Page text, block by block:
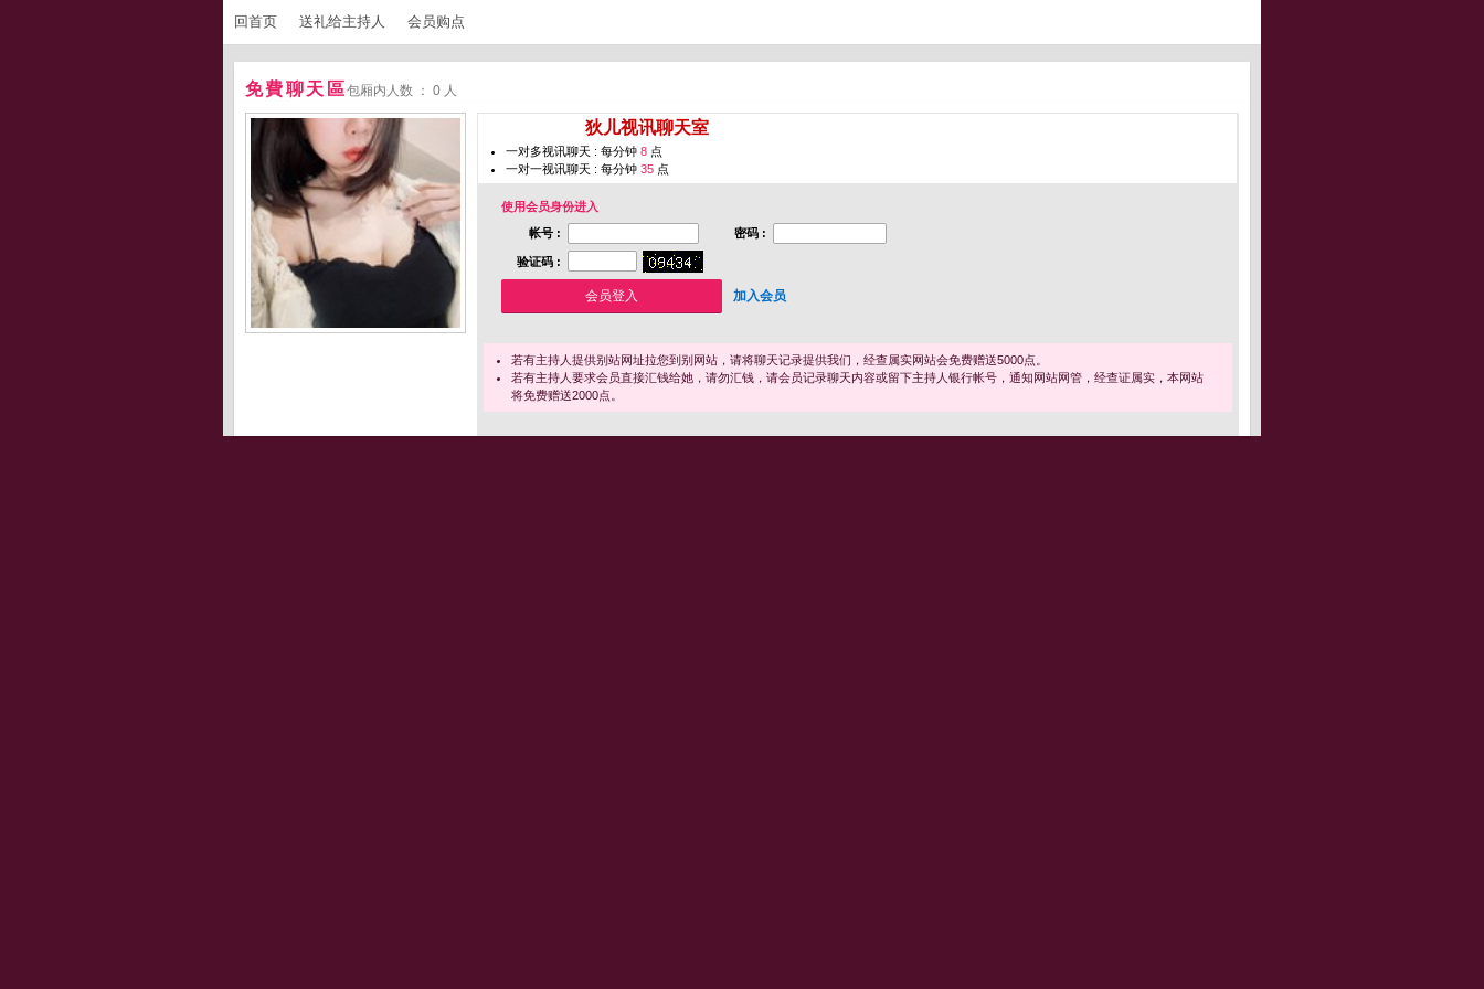
回首页 送礼给主持人 会员购点
免費聊天區包厢内人数 ： 0 人
狄儿视讯聊天室
一对多视讯聊天 : 每分钟 8 点
一对一视讯聊天 : 每分钟 35 点
使用会员身份进入
帐号 :
密码 :
验证码 :
加入会员
若有主持人提供别站网址拉您到别网站，请将聊天记录提供我们，经查属实网站会免费赠送5000点。
若有主持人要求会员直接汇钱给她，请勿汇钱，请会员记录聊天内容或留下主持人银行帐号，通知网站网管，经查证属实，本网站
将免费赠送2000点。